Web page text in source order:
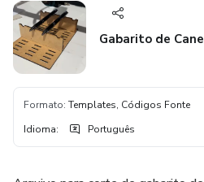
Gabarito de
Formato: Templates, Códigos Fonte
Idioma: Português